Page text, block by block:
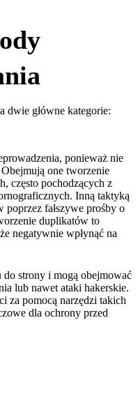
dwie główne kategorie:
ponieważ nie
one tworzenie
często pochodzących z
Inną taktyką
fałszywe prośby o
duplikatów to
negatywnie wpłynąć na
do strony i mogą obejmować
lub nawet ataki hakerskie.
za pomocą narzędzi takich
dla ochrony przed